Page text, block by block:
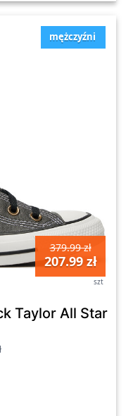
mężczyźni
379.99 zł
207.99 zł
szt
Taylor All Star